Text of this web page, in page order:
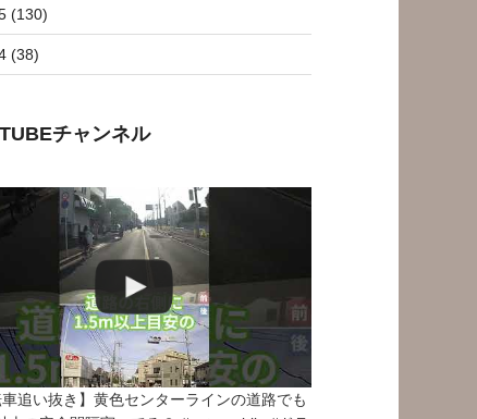
(130)
(38)
チャンネル
車追い抜き】黄色センターラインの道路でも